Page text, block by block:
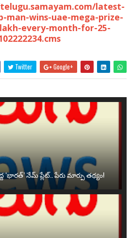
latest-
man-wins-uae-mega-prize-
every-month-for-25-
Twitter Google+
‘భారత్’ నేమ్ ప్లేట్‌.. పేరు మార్పు తథ్యం!